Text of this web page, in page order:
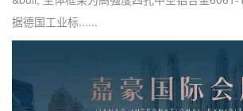
据德国工业标......